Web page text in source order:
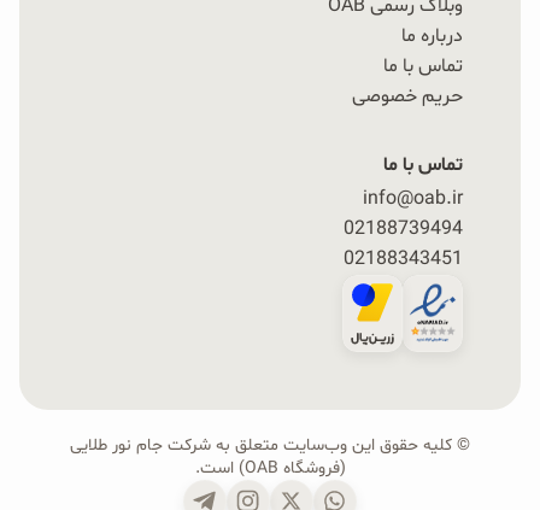
وبلاگ رسمی OAB
درباره ما
تماس با ما
حریم خصوصی
تماس با ما
info@oab.ir
02188739494
02188343451
© کلیه حقوق این وب‌سایت متعلق به شرکت جام نور طلایی
(فروشگاه OAB) است.